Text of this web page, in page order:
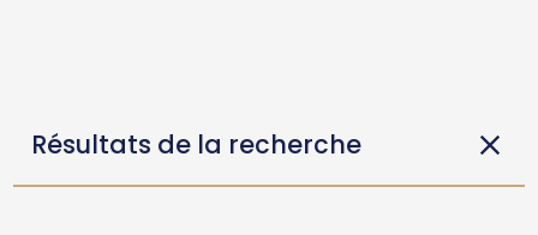
Résultats de la recherche